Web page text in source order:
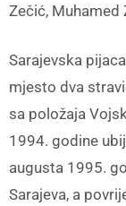
Zečić, Muhamed
Sarajevska
mjesto dva
sa položaja
1994. godine
augusta 1995.
Sarajeva, a